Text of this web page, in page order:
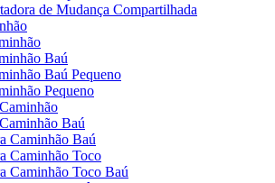
de Mudança Compartilhada
Baú
Baú Pequeno
Pequeno
Baú
Caminhão Baú
Caminhão Toco
Caminhão Toco Baú